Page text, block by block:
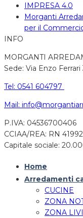
IMPRESA 4.0
Morganti
per il
INFO
MORGANTI
Sede: Via Enzo
Tel: 0541 604797
Mail:
P.IVA: 04536700406
CCIAA/REA: RN
Capitale sociale:
Home
Arredamenti
CUCINE
ZONA
ZONA